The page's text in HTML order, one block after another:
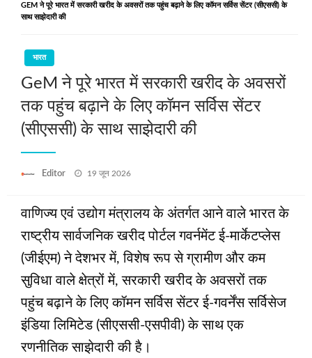
GEM ने पूरे भारत में सरकारी खरीद के अवसरों तक पहुंच बढ़ाने के लिए कॉमन सर्विस सेंटर (सीएससी) के
साथ साझेदारी की
भारत
GeM ने पूरे भारत में सरकारी खरीद के अवसरों
तक पहुंच बढ़ाने के लिए कॉमन सर्विस सेंटर
(सीएससी) के साथ साझेदारी की
Editor
Posted
19 जून 2026
वाणिज्य एवं उद्योग मंत्रालय के अंतर्गत आने वाले भारत के
राष्ट्रीय सार्वजनिक खरीद पोर्टल गवर्नमेंट ई-मार्केटप्लेस
(जीईएम) ने देशभर में, विशेष रूप से ग्रामीण और कम
सुविधा वाले क्षेत्रों में, सरकारी खरीद के अवसरों तक
पहुंच बढ़ाने के लिए कॉमन सर्विस सेंटर ई-गवर्नेंस सर्विसेज
इंडिया लिमिटेड (सीएससी-एसपीवी) के साथ एक
रणनीतिक साझेदारी की है।